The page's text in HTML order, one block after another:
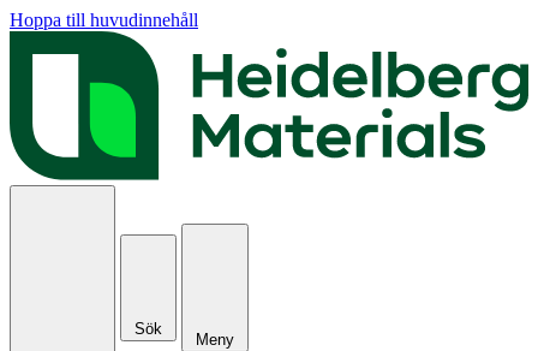
Hoppa till huvudinnehåll
Sök
Meny